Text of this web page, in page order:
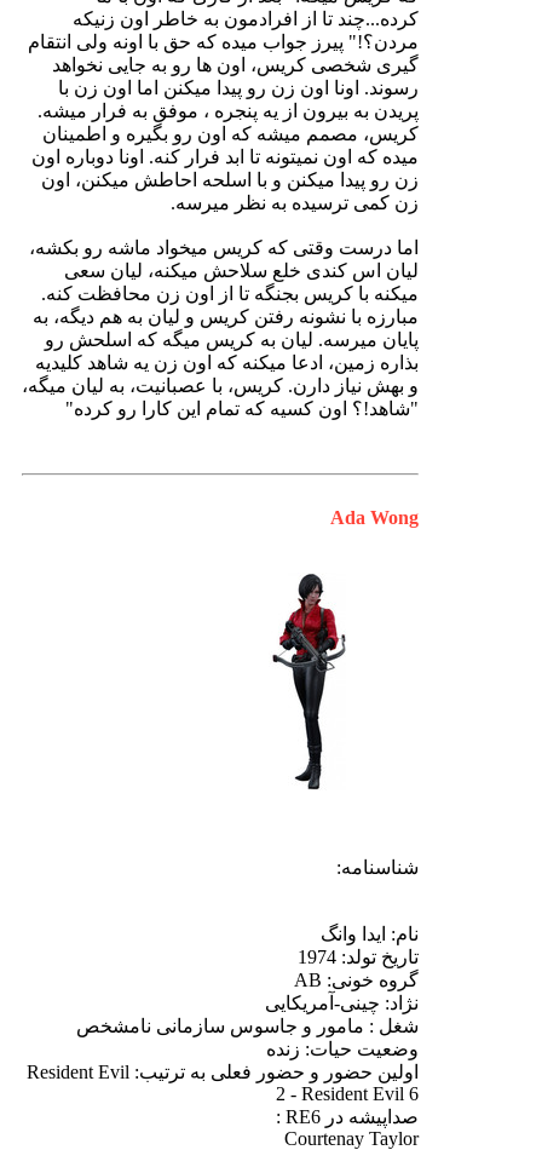
کرده...چند تا از افرادمون به خاطر اون زنیکه
مردن؟!" پیرز جواب میده که حق با اونه ولی انتقام
گیری شخصی کریس، اون ها رو به جایی نخواهد
رسوند. اونا اون زن رو پیدا میکنن اما اون زن با
پریدن به بیرون از یه پنجره ، موفق به فرار میشه.
کریس، مصمم میشه که اون رو بگیره و اطمینان
میده که اون نمیتونه تا ابد فرار کنه. اونا دوباره اون
زن رو پیدا میکنن و با اسلحه احاطش میکنن، اون
زن کمی ترسیده به نظر میرسه.
اما درست وقتی که کریس میخواد ماشه رو بکشه،
لیان اس کندی خلع سلاحش میکنه، لیان سعی
میکنه با کریس بجنگه تا از اون زن محافظت کنه.
مبارزه با نشونه رفتن کریس و لیان به هم دیگه، به
پایان میرسه. لیان به کریس میگه که اسلحش رو
بذاره زمین، ادعا میکنه که اون زن یه شاهد کلیدیه
و بهش نیاز دارن. کریس، با عصبانیت، به لیان میگه،
"شاهد!؟ اون کسیه که تمام این کارا رو کرده"
Ada Wong
شناسنامه:
نام: ایدا وانگ
تاریخ تولد: 1974
گروه خونی: AB
نژاد: چینی-آمریکایی
شغل : مامور و جاسوس سازمانی نامشخص
وضعیت حیات: زنده
اولین حضور و حضور فعلی به ترتیب: Resident Evil
2 - Resident Evil 6
صداپیشه در RE6 :
Courtenay Taylor